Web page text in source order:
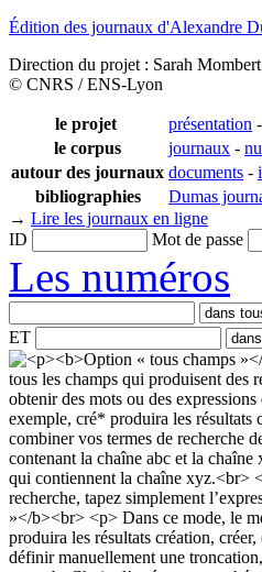
Édition des journaux d'Alexandre
Direction du projet : Sarah
© CNRS / ENS-Lyon
le projet présentation -
le corpus
journaux -
autour des journaux documents -
bibliographies
Dumas
→ Lire les journaux en ligne
ID
Mot de passe
Les numéros
ET